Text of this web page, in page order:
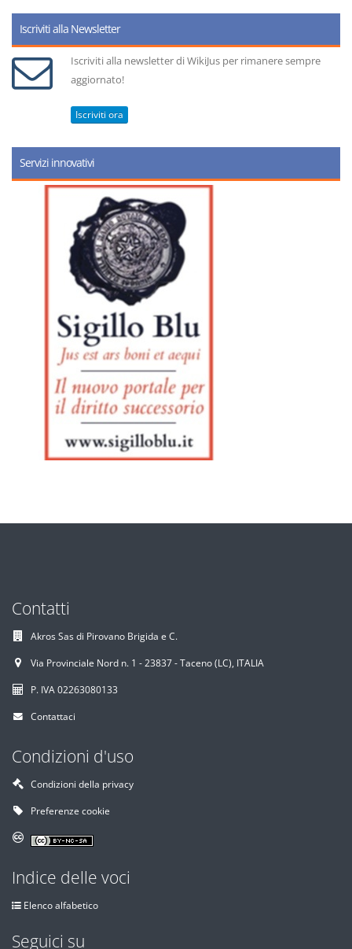
Iscriviti alla Newsletter
Iscriviti alla newsletter di WikiJus per rimanere sempre
aggiornato!
Iscriviti ora
Servizi innovativi
Contatti
Akros Sas di Pirovano Brigida e C.
Via Provinciale Nord n. 1 - 23837 - Taceno (LC), ITALIA
P. IVA 02263080133
Contattaci
Condizioni d'uso
Condizioni della privacy
Preferenze cookie
Indice delle voci
Elenco alfabetico
Seguici su